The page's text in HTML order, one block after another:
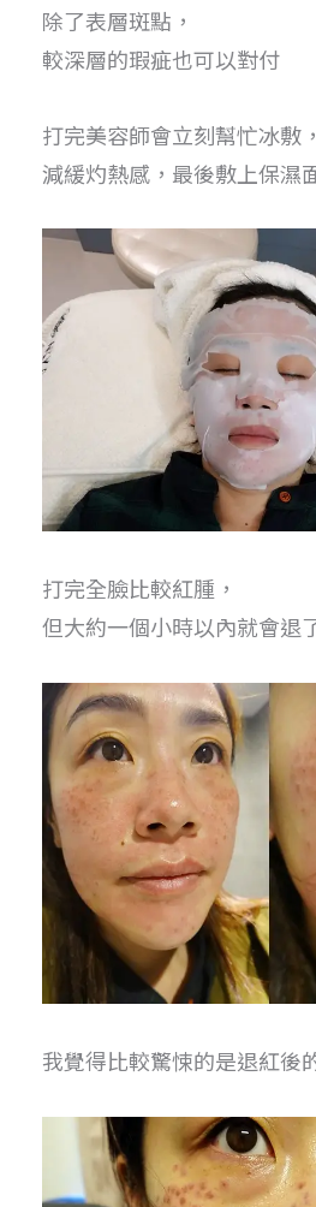
除了表層斑點，
較深層的瑕疵也可以對付
打完美容師會立刻幫忙冰敷，
減緩灼熱感，最後敷上保濕
打完全臉比較紅腫，
但大約一個小時以內就會退
我覺得比較驚悚的是退紅後